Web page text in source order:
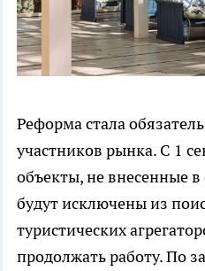
Реформа стала
участников рынка. С 1
объекты, не внесенные
будут исключены из
туристических
продолжать работу. По